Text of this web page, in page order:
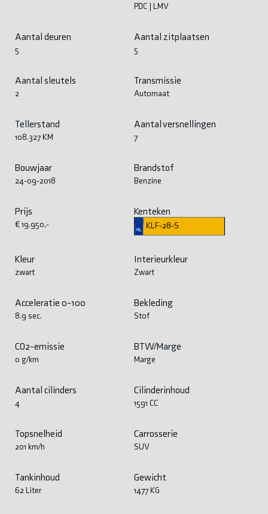
PDC | LMV
Aantal deuren
5
Aantal zitplaatsen
5
Aantal sleutels
2
Transmissie
Automaat
Tellerstand
108.327 KM
Aantal versnellingen
7
Bouwjaar
24-09-2018
Brandstof
Benzine
Prijs
€ 19.950,-
Kenteken
KLF-28-S
Kleur
zwart
Interieurkleur
Zwart
Acceleratie 0-100
8.9 sec.
Bekleding
Stof
CO2-emissie
0 g/km
BTW/Marge
Marge
Aantal cilinders
4
Cilinderinhoud
1591 CC
Topsnelheid
201 km/h
Carrosserie
SUV
Tankinhoud
62 Liter
Gewicht
1477 KG